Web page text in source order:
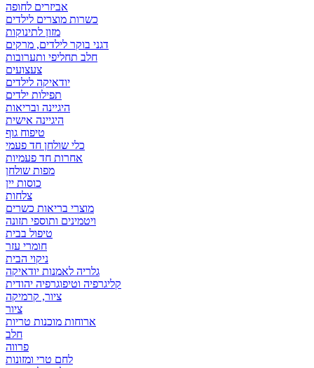
אביזרים לחופה
כשרות מוצרים לילדים
מזון לתינוקות
דגני בוקר לילדים, מרקים
חלב תחליפי ותערובות
צעצועים
יודאיקה לילדים
תפילות ילדים
היגיינה ובריאות
היגיינה אישית
טיפוח גוף
כלי שולחן חד פעמי
אחרות חד פעמיות
מפות שולחן
כוסות יין
צלחות
מוצרי בריאות כשרים
ויטמינים ותוספי תזונה
טיפול בבית
חומרי עזר
ניקוי הבית
גלריה לאמנות יודאיקה
קליגרפיה וטיפוגרפיה יהודית
ציור, קרמיקה
ציור
ארוחות מוכנות טריות
חלב
פרווה
לחם טרי ומזונות